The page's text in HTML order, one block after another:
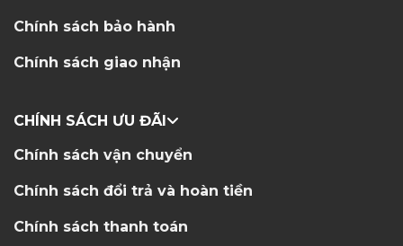
Chính sách bảo hành
Chính sách giao nhận
CHÍNH SÁCH ƯU ĐÃI
Chính sách vận chuyển
Chính sách đổi trả và hoàn tiền
Chính sách thanh toán